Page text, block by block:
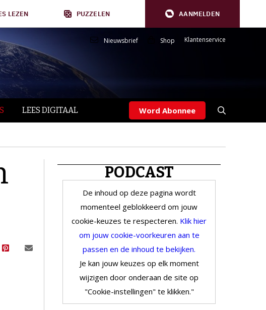
LEZEN PUZZELEN AANMELDEN
Nieuwsbrief Shop Klantenservice
LEES DIGITAAL Word Abonnee
PODCAST
De inhoud op deze pagina wordt
momenteel geblokkeerd om jouw
cookie-keuzes te respecteren. Klik hier
om jouw cookie-voorkeuren aan te
passen en de inhoud te bekijken.
Je kan jouw keuzes op elk moment
wijzigen door onderaan de site op
"Cookie-instellingen" te klikken."